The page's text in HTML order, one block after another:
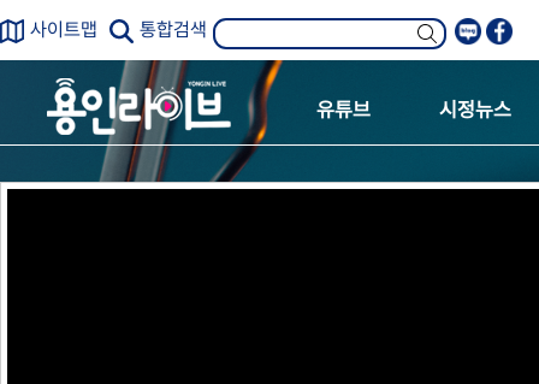
사이트맵 통합검색
유튜브 시정뉴스